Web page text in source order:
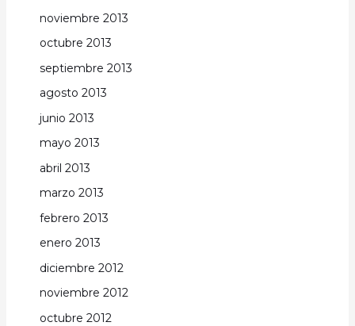
noviembre 2013
octubre 2013
septiembre 2013
agosto 2013
junio 2013
mayo 2013
abril 2013
marzo 2013
febrero 2013
enero 2013
diciembre 2012
noviembre 2012
octubre 2012